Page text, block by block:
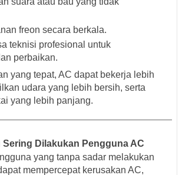
freon secara berkala.
teknisi profesional untuk
perbaikan.
yang tepat, AC dapat bekerja lebih
udara yang lebih bersih, serta
yang lebih panjang.
Sering Dilakukan Pengguna AC
yang tanpa sadar melakukan
mempercepat kerusakan AC,